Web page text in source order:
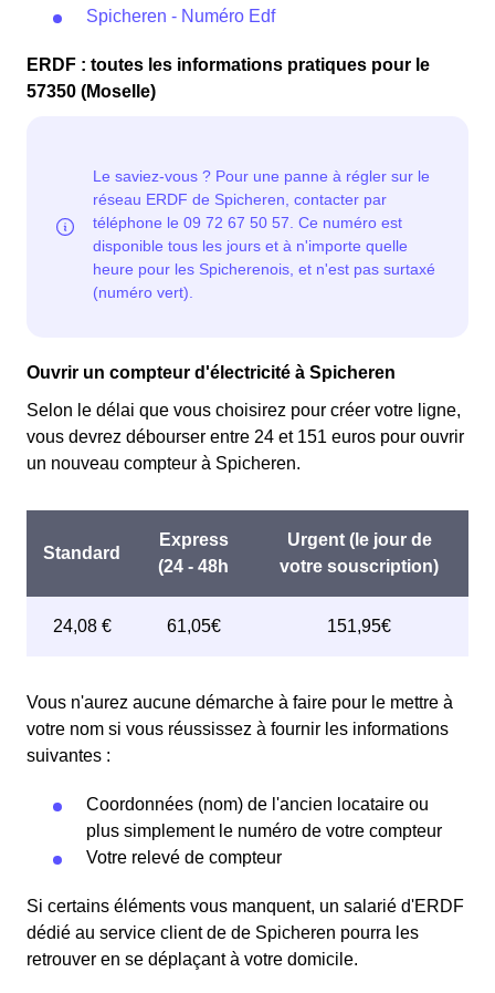
Spicheren - Numéro Edf
ERDF : toutes les informations pratiques pour le
57350 (Moselle)
Ouvrir un compteur d'électricité à Spicheren
Selon le délai que vous choisirez pour créer votre ligne,
vous devrez débourser entre 24 et 151 euros pour ouvrir
un nouveau compteur à Spicheren.
Vous n'aurez aucune démarche à faire pour le mettre à
votre nom si vous réussissez à fournir les informations
suivantes :
Coordonnées (nom) de l'ancien locataire ou
plus simplement le numéro de votre compteur
Votre relevé de compteur
Si certains éléments vous manquent, un salarié d'ERDF
dédié au service client de de Spicheren pourra les
retrouver en se déplaçant à votre domicile.